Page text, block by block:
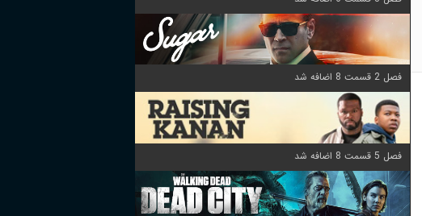
فصل 2 قسمت 8 اضافه شد
فصل 5 قسمت 8 اضافه شد